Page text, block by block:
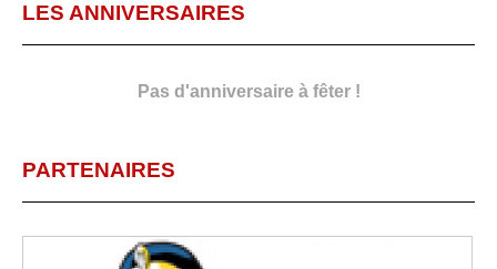
LES ANNIVERSAIRES
Pas d'anniversaire à fêter !
PARTENAIRES